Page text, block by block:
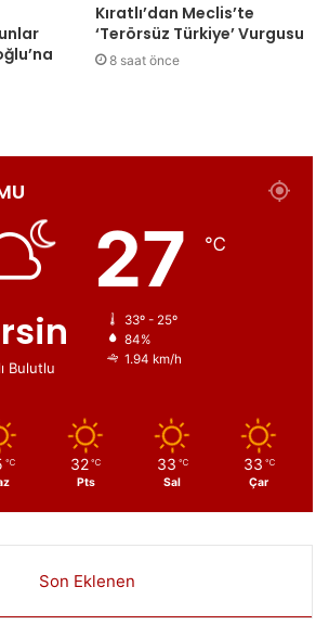
Kıratlı’dan Meclis’te
‘Terörsüz Türkiye’ Vurgusu
8 saat önce
Bulutlu
27 ℃
33º - 25º
84%
1.94 km/h
℃ 32 ℃
Pts
33 ℃
Sal
33 ℃
Çar
Son Eklenen